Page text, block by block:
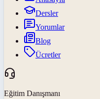
Dersler
Yorumlar
Blog
Ücretler
Eğitim Danışmanı